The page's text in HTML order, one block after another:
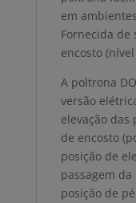
em
Fornecida de
encosto
A poltrona
versão
elevação das
de encosto
posição de
passagem
posição de